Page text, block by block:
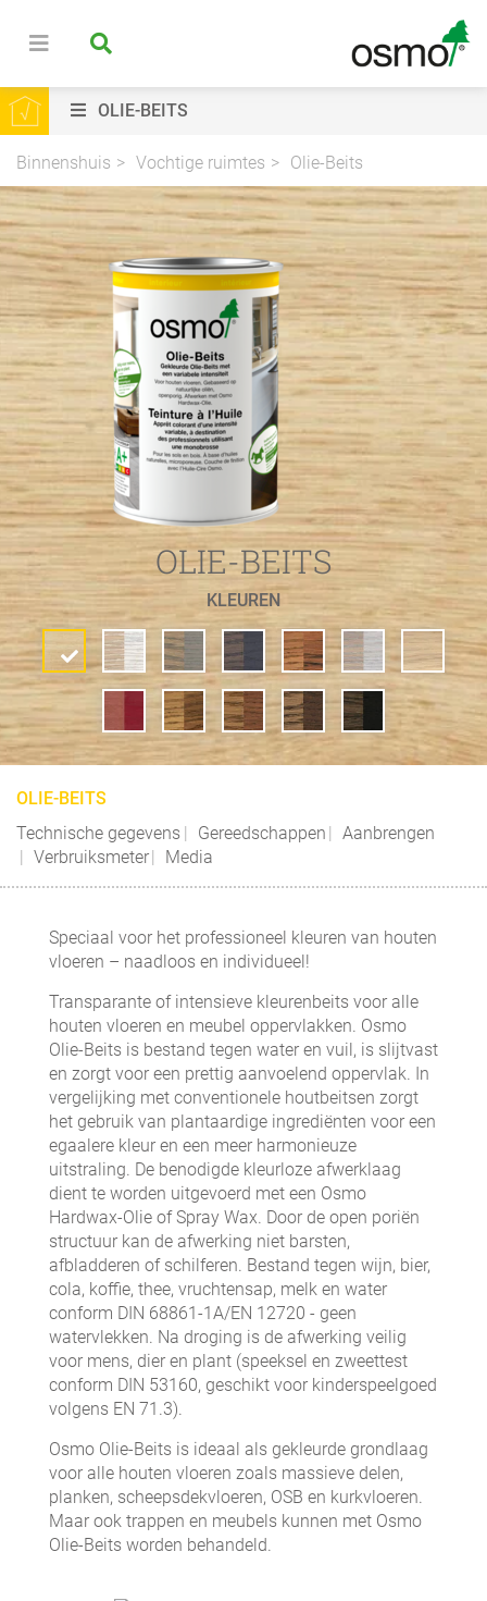
OLIE-BEITS
Binnenshuis Vochtige ruimtes Olie-Beits
OLIE-BEITS
KLEUREN
OLIE-BEITS
Technische gegevens
Gereedschappen
Aanbrengen
Verbruiksmeter
Media
Speciaal voor het professioneel kleuren van houten
vloeren – naadloos en individueel!
Transparante of intensieve kleurenbeits voor alle
houten vloeren en meubel oppervlakken. Osmo
Olie-Beits is bestand tegen water en vuil, is slijtvast
en zorgt voor een prettig aanvoelend oppervlak. In
vergelijking met conventionele houtbeitsen zorgt
het gebruik van plantaardige ingrediënten voor een
egaalere kleur en een meer harmonieuze
uitstraling. De benodigde kleurloze afwerklaag
dient te worden uitgevoerd met een Osmo
Hardwax-Olie of Spray Wax. Door de open poriën
structuur kan de afwerking niet barsten,
afbladderen of schilferen. Bestand tegen wijn, bier,
cola, koffie, thee, vruchtensap, melk en water
conform DIN 68861-1A/EN 12720 - geen
watervlekken. Na droging is de afwerking veilig
voor mens, dier en plant (speeksel en zweettest
conform DIN 53160, geschikt voor kinderspeelgoed
volgens EN 71.3).
Osmo Olie-Beits is ideaal als gekleurde grondlaag
voor alle houten vloeren zoals massieve delen,
planken, scheepsdekvloeren, OSB en kurkvloeren.
Maar ook trappen en meubels kunnen met Osmo
Olie-Beits worden behandeld.